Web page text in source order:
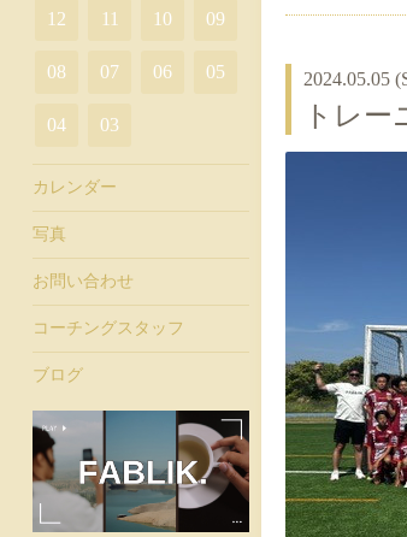
2024.05.05
トレ
12 11 10 09
08 07 06 05
04 03
カレンダー
写真
お問い合わせ
コーチングスタッフ
ブログ